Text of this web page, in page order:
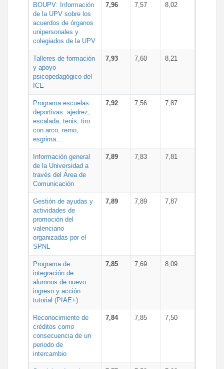
BOUPV: Información
de la UPV sobre los
acuerdos de órganos
unipersonales y
colegiados de la UPV
7,96 7,57 8,02
Talleres de formación
y apoyo
psicopedagógico del
ICE
7,93 7,60 8,21
Programa escuelas
deportivas: ajedrez,
escalada, tenis, tiro
con arco, remo,
esgrima...
7,92 7,56 7,87
Información general
de la Universidad a
través del Área de
Comunicación
7,89 7,83 7,81
Gestión de ayudas y
actividades de
promoción del
valenciano
organizadas por el
SPNL
7,89 7,89 7,87
Programa de
integración de
alumnos de nuevo
ingreso y acción
tutorial (PIAE+)
7,85 7,69 8,09
Reconocimiento de
créditos como
consecuencia de un
periodo de
intercambio
7,84 7,85 7,50